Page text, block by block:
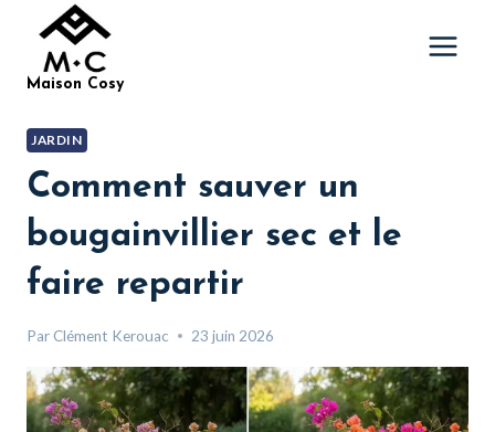
contenu
Maison Cosy
JARDIN
Comment sauver un
bougainvillier sec et le
faire repartir
Par Clément Kerouac 23 juin 2026